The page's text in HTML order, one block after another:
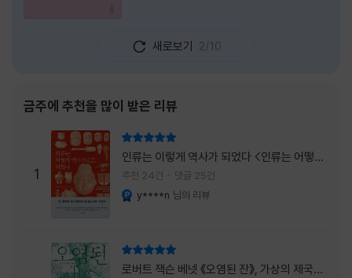
도전하고 미지의 세계로 발을 내딛기란 결코 쉬
운 일이 아니다. 그러나 이 책을 읽다 보면 그 마
내가 진실로 원했던 방향을 향해 움직이고 있을
지도 모른다. 위험은 두려움의 대상이 아니라,
내가 진짜 원하는 삶으로 향하는 문 앞에 늘 함
께 서 있기 때문이다. 이 책은 프랑스의 철학
자이자 정신분석가인 안 뒤푸르망
새로보기 2/10
금주에 추천을 많이 받은 리뷰
1
인류는 이렇게 역사가 되었다 <인류는 어떻게
역사가 되었나>
추천 24건 댓글 25건
y****n 님의 리뷰
로버트 잭슨 베넷 《오염된 잔》, 가상의 제국이